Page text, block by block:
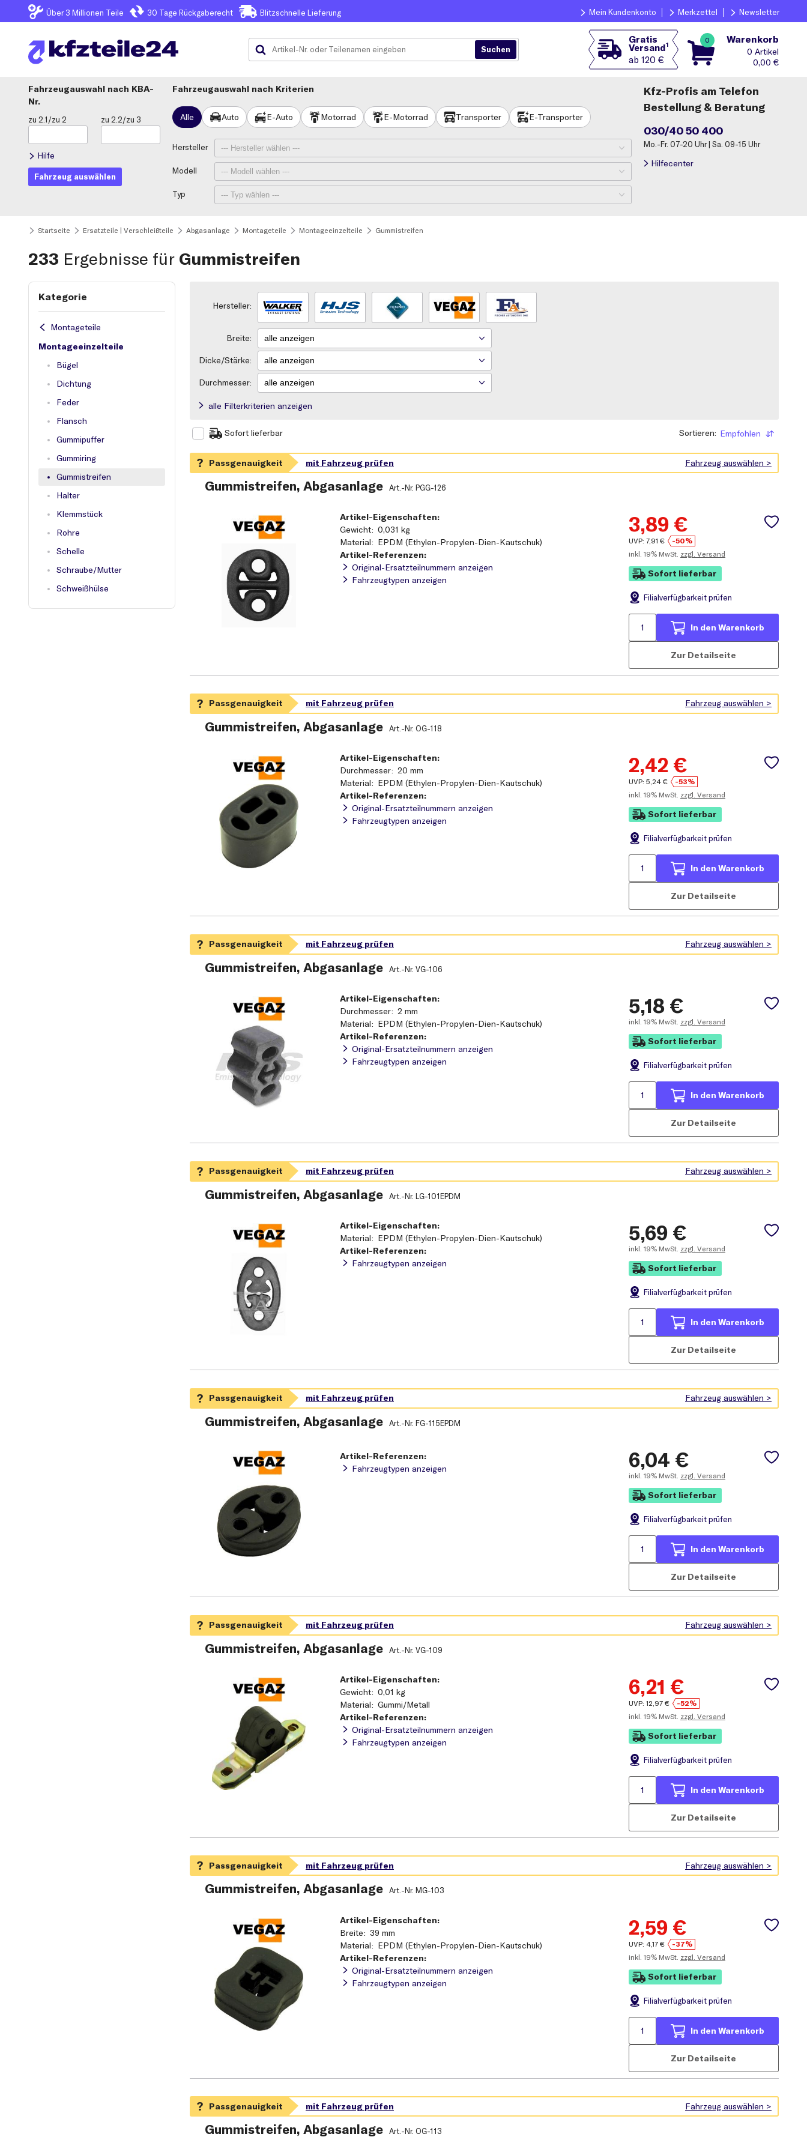
Über 3 Millionen Teile 30 Tage Rückgaberecht Blitzschnelle Lieferung Mein Kundenkonto Merkzettel Newsletter
Gratis
Versand1
ab 120 €
0 Warenkorb
0
0,00 €
Fahrzeugauswahl
KBA-
Nr.
zu 2.1/zu 2 zu 2.2/zu 3
Hilfe
Fahrzeug auswählen
Fahrzeugauswahl nach Kriterien
Alle Auto E-Auto Motorrad E-Motorrad Transporter E-Transporter
Hersteller
Modell
Typ
Kfz-Profis am Telefon
Bestellung & Beratung
030/40 50 400
Mo.-Fr. 07-20 Uhr | Sa. 09-15 Uhr
Hilfecenter
Startseite Ersatzteile | Verschleißteile Abgasanlage Montageteile Montageeinzelteile Gummistreifen
233 Ergebnisse für Gummistreifen
Kategorie
Montageteile
Montageeinzelteile
Bügel
Dichtung
Feder
Flansch
Gummipuffer
Gummiring
Gummistreifen
Halter
Klemmstück
Rohre
Schelle
Schraube/Mutter
Schweißhülse
Hersteller:
Breite:
Dicke/Stärke:
Durchmesser:
alle Filterkriterien anzeigen
Sofort lieferbar Sortieren: Empfohlen
Sortieren
Gummistreifen, Abgasanlage Art.-Nr. PGG-126
3,89€
UVP: 7,91 €
-50%
inkl. 19% MwSt. zzgl. Versand
Sofort lieferbar
Filialverfügbarkeit prüfen
In den Warenkorb
Zur Detailseite
Artikel-Eigenschaften:
Gewicht 0,031 kg
Material EPDM (Ethylen-Propylen-Dien-Kautschuk)
Artikel-Referenzen:
Original-Ersatzteilnummern anzeigen
Fahrzeugtypen anzeigen
Gummistreifen, Abgasanlage Art.-Nr. OG-118
2,42€
UVP: 5,24€
-53%
inkl. 19% MwSt. zzgl. Versand
Sofort lieferbar
Filialverfügbarkeit prüfen
In den Warenkorb
Zur Detailseite
Artikel-Eigenschaften:
Durchmesser 20 mm
Material EPDM (Ethylen-Propylen-Dien-Kautschuk)
Artikel-Referenzen:
Original-Ersatzteilnummern anzeigen
Fahrzeugtypen anzeigen
Gummistreifen, Abgasanlage Art.-Nr. VG-106
5,18 €
inkl. 19% MwSt. zzgl. Versand
Sofort lieferbar
Filialverfügbarkeit prüfen
In den Warenkorb
Zur Detailseite
Artikel-Eigenschaften:
Durchmesser 2 mm
Material EPDM (Ethylen-Propylen-Dien-Kautschuk)
Artikel-Referenzen:
Original-Ersatzteilnummern anzeigen
Fahrzeugtypen anzeigen
Gummistreifen, Abgasanlage Art.-Nr. LG-101EPDM
5,69 €
inkl. 19% MwSt. zzgl. Versand
Sofort lieferbar
Filialverfügbarkeit prüfen
In den Warenkorb
Zur Detailseite
Artikel-Eigenschaften:
Material EPDM (Ethylen-Propylen-Dien-Kautschuk)
Artikel-Referenzen:
Fahrzeugtypen anzeigen
Gummistreifen, Abgasanlage Art.-Nr. FG-115EPDM
6,04 €
inkl. 19% MwSt. zzgl. Versand
Sofort lieferbar
Filialverfügbarkeit prüfen
In den Warenkorb
Zur Detailseite
Artikel-Referenzen:
Fahrzeugtypen anzeigen
Gummistreifen, Abgasanlage Art.-Nr. VG-109
6,21 €
UVP: 12,97€
-52%
inkl. 19% MwSt. zzgl. Versand
Sofort lieferbar
Filialverfügbarkeit prüfen
In den Warenkorb
Zur Detailseite
Artikel-Eigenschaften:
Gewicht 0,01 kg
Material Gummi/Metall
Artikel-Referenzen:
Original-Ersatzteilnummern anzeigen
Fahrzeugtypen anzeigen
Gummistreifen, Abgasanlage Art.-Nr. MG-103
2,59€
UVP: 4,17€
-37%
inkl. 19% MwSt. zzgl. Versand
Sofort lieferbar
Filialverfügbarkeit prüfen
In den Warenkorb
Zur Detailseite
Artikel-Eigenschaften:
Breite 39 mm
Material EPDM (Ethylen-Propylen-Dien-Kautschuk)
Artikel-Referenzen:
Original-Ersatzteilnummern anzeigen
Fahrzeugtypen anzeigen
Gummistreifen, Abgasanlage Art.-Nr. OG-113